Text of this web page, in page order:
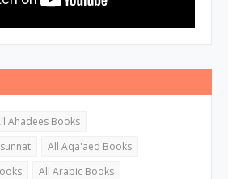
Ahadees Books
All Aqa'aed Books
All Arabic Books